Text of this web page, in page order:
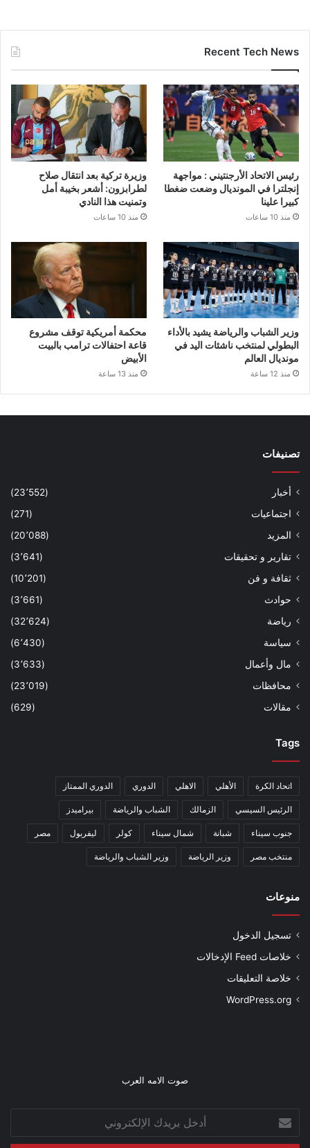
Recent Tech News
رئيس الاتحاد الأرجنتيني : مواجهة
إنجلترا في المونديال وضعت ضغطا
كبيرا علينا
منذ 10 ساعات
وزيرة تركية بعد انتقال صلاح
لطرابزون: أشعر بخيبة أمل
وتمنيت هذا النادي
منذ 10 ساعات
وزير الشباب والرياضة يشيد بالأداء
البطولي لمنتخب ناشئات اليد في
مونديال العالم
منذ 12 ساعة
محكمة أمريكية توقف مشروع
قاعة احتفالات ترامب بالبيت
الأبيض
منذ 13 ساعة
تصنيفات
أخبار
(23٬552)
اجتماعيات
(271)
المزيد
(20٬088)
تقارير و تحقيقات
(3٬641)
ثقافة و فن
(10٬201)
حوادث
(3٬661)
رياضة
(32٬624)
سياسة
(6٬430)
مال وأعمال
(3٬633)
محافظات
(23٬019)
مقالات
(629)
Tags
اتحاد الكرة الأهلي الاهلي الدوري الدوري الممتاز
الرئيس السيسي الزمالك الشباب والرياضة بيراميدز
جنوب سيناء شبانة شمال سيناء كولر ليفربول مصر
منتخب مصر وزير الرياضة وزير الشباب والرياضة
منوعات
تسجيل الدخول
خلاصات Feed الإدخالات
خلاصة التعليقات
WordPress.org
صوت الامه العرب
بريدك
الإلكتروني